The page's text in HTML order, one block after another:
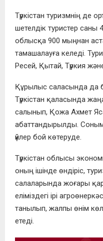
Түркістан туризмнің де
шетелдік туристер саны
облысқа 900 мыңнан
тамашалауға келеді.
Ресей, Қытай, Түркия
Құрылыс саласында да
Түркістан қаласында
салынып, Қожа Ахмет
абаттандырылды.
үйлер бой көтеруде.
Түркістан облысы
оның ішінде өндіріс,
салаларында жоғары
еліміздегі ірі
танылып, жалпы өнім
етеді.